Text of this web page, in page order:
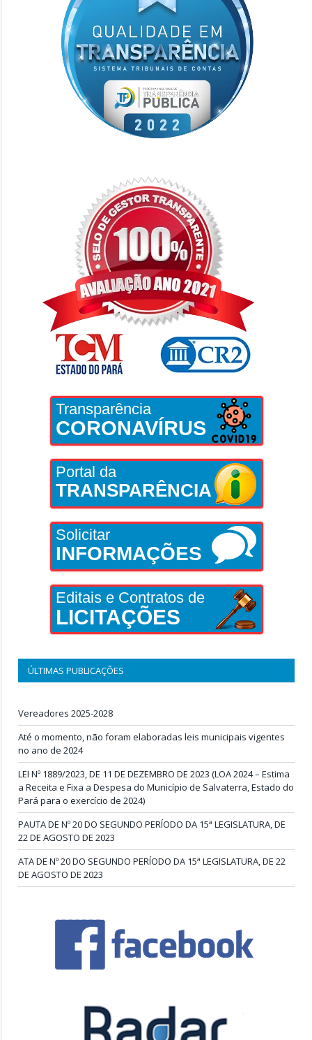
Transparência
CORONAVÍRUS
Portal da
TRANSPARÊNCIA
Solicitar
INFORMAÇÕES
Editais e Contratos de
LICITAÇÕES
ÚLTIMAS PUBLICAÇÕES
Vereadores 2025-2028
Até o momento, não foram elaboradas leis municipais vigentes
no ano de 2024
LEI Nº 1889/2023, DE 11 DE DEZEMBRO DE 2023 (LOA 2024 – Estima
a Receita e Fixa a Despesa do Município de Salvaterra, Estado do
Pará para o exercício de 2024)
PAUTA DE Nº 20 DO SEGUNDO PERÍODO DA 15ª LEGISLATURA, DE
22 DE AGOSTO DE 2023
ATA DE Nº 20 DO SEGUNDO PERÍODO DA 15ª LEGISLATURA, DE 22
DE AGOSTO DE 2023